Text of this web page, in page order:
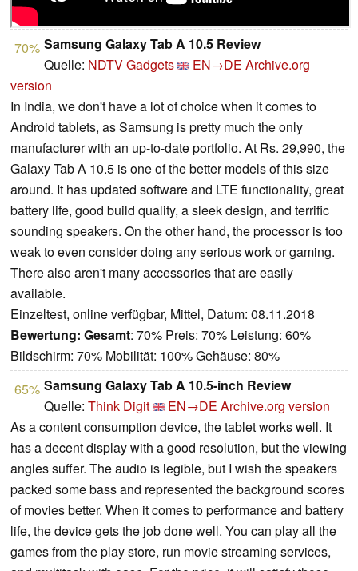
70% Samsung Galaxy Tab A 10.5 Review
Quelle: NDTV Gadgets EN→DE Archive.org
version
In India, we don't have a lot of choice when it comes to
Android tablets, as Samsung is pretty much the only
manufacturer with an up-to-date portfolio. At Rs. 29,990, the
Galaxy Tab A 10.5 is one of the better models of this size
around. It has updated software and LTE functionality, great
battery life, good build quality, a sleek design, and terrific
sounding speakers. On the other hand, the processor is too
weak to even consider doing any serious work or gaming.
There also aren't many accessories that are easily
available.
Einzeltest, online verfügbar, Mittel, Datum: 08.11.2018
Bewertung: Gesamt: 70% Preis: 70% Leistung: 60%
Bildschirm: 70% Mobilität: 100% Gehäuse: 80%
65% Samsung Galaxy Tab A 10.5-inch Review
Quelle: Think Digit EN→DE Archive.org version
As a content consumption device, the tablet works well. It
has a decent display with a good resolution, but the viewing
angles suffer. The audio is legible, but I wish the speakers
packed some bass and represented the background scores
of movies better. When it comes to performance and battery
life, the device gets the job done well. You can play all the
games from the play store, run movie streaming services,